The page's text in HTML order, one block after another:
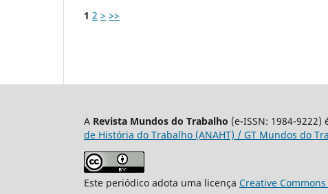
1 2 > >>
A Revista Mundos do Trabalho (e-ISSN: 1984-
de História do Trabalho (ANAHT) / GT Mundos do
Este periódico adota uma licença Creative